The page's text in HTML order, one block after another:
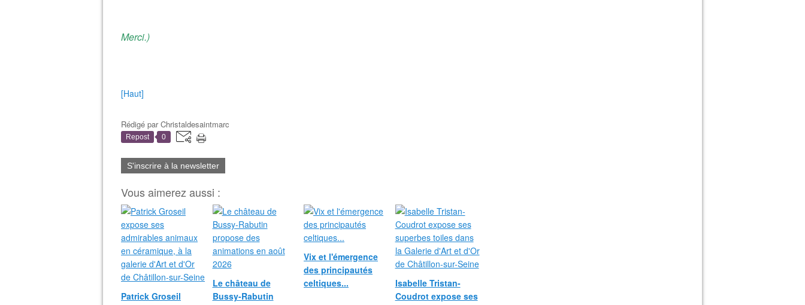
Merci.)
[Haut]
Rédigé parChristaldesaintmarc
Repost 0
S'inscrire à la newsletter
Vous aimerez aussi :
Patrick Groseil
Le château de
Bussy-Rabutin
Vix et l'émergence
des principautés
celtiques...
Isabelle Tristan-
Coudrot expose ses